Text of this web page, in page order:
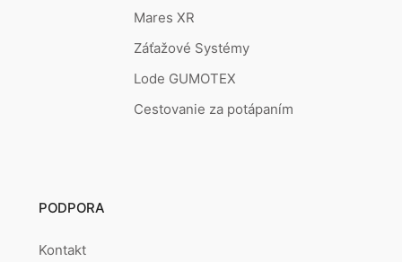
Mares XR
Záťažové Systémy
Lode GUMOTEX
Cestovanie za potápaním
PODPORA
Kontakt